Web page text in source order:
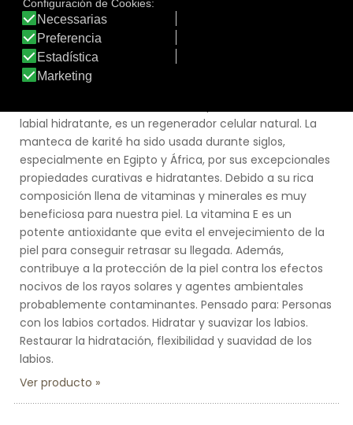
Línea:Línea Labial Ecovital Sens
ECOVITAL SENS STICK LABIAL CON MANTECA DE
KARITÉ Y VITAMINA E
Labios protegidos e hidratados con manteca de karité y
labial hidratante, es un regenerador celular natural. La
manteca de karité ha sido usada durante siglos,
especialmente en Egipto y África, por sus excepcionales
propiedades curativas e hidratantes. Debido a su rica
composición llena de vitaminas y minerales es muy
beneficiosa para nuestra piel. La vitamina E es un
potente antioxidante que evita el envejecimiento de la
piel para conseguir retrasar su llegada. Además,
contribuye a la protección de la piel contra los efectos
nocivos de los rayos solares y agentes ambientales
probablemente contaminantes. Pensado para: Personas
con los labios cortados. Hidratar y suavizar los labios.
Restaurar la hidratación, flexibilidad y suavidad de los
labios.
Ver producto